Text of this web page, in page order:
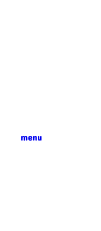
menu